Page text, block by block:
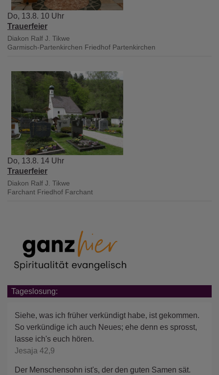
Do, 13.8. 10 Uhr
Trauerfeier
Diakon Ralf J. Tikwe
Garmisch-Partenkirchen Friedhof Partenkirchen
Do, 13.8. 14 Uhr
Trauerfeier
Diakon Ralf J. Tikwe
Farchant Friedhof Farchant
Tageslosung:
Siehe, was ich früher verkündigt habe, ist gekommen.
So verkündige ich auch Neues; ehe denn es sprosst,
lasse ich's euch hören.
Jesaja 42,9
Der Menschensohn ist's, der den guten Samen sät.